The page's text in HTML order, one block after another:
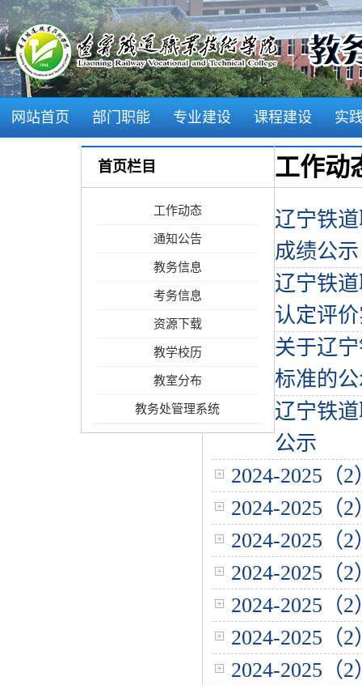
网站首页 部门职能 专业建设 课程建设 实
首页栏目
工作动态
通知公告
教务信息
考务信息
资源下载
教学校历
教室分布
教务处管理系统
工作动
辽宁铁
成绩公示
辽宁铁
认定评
关于辽
标准的
辽宁铁
公示
2024-2025（
2024-2025（
2024-2025（
2024-2025（
2024-2025（
2024-2025（
2024-2025（